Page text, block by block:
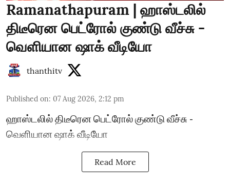
Ramanathapuram | ஹாஸ்டலில்
திடீரென பெட்ரோல் குண்டு வீச்சு -
வெளியான ஷாக் வீடியோ
thanthitv
Published on: 07 Aug 2026, 2:12 pm
ஹாஸ்டலில் திடீரென பெட்ரோல் குண்டு வீச்சு -
வெளியான ஷாக் வீடியோ
Read More